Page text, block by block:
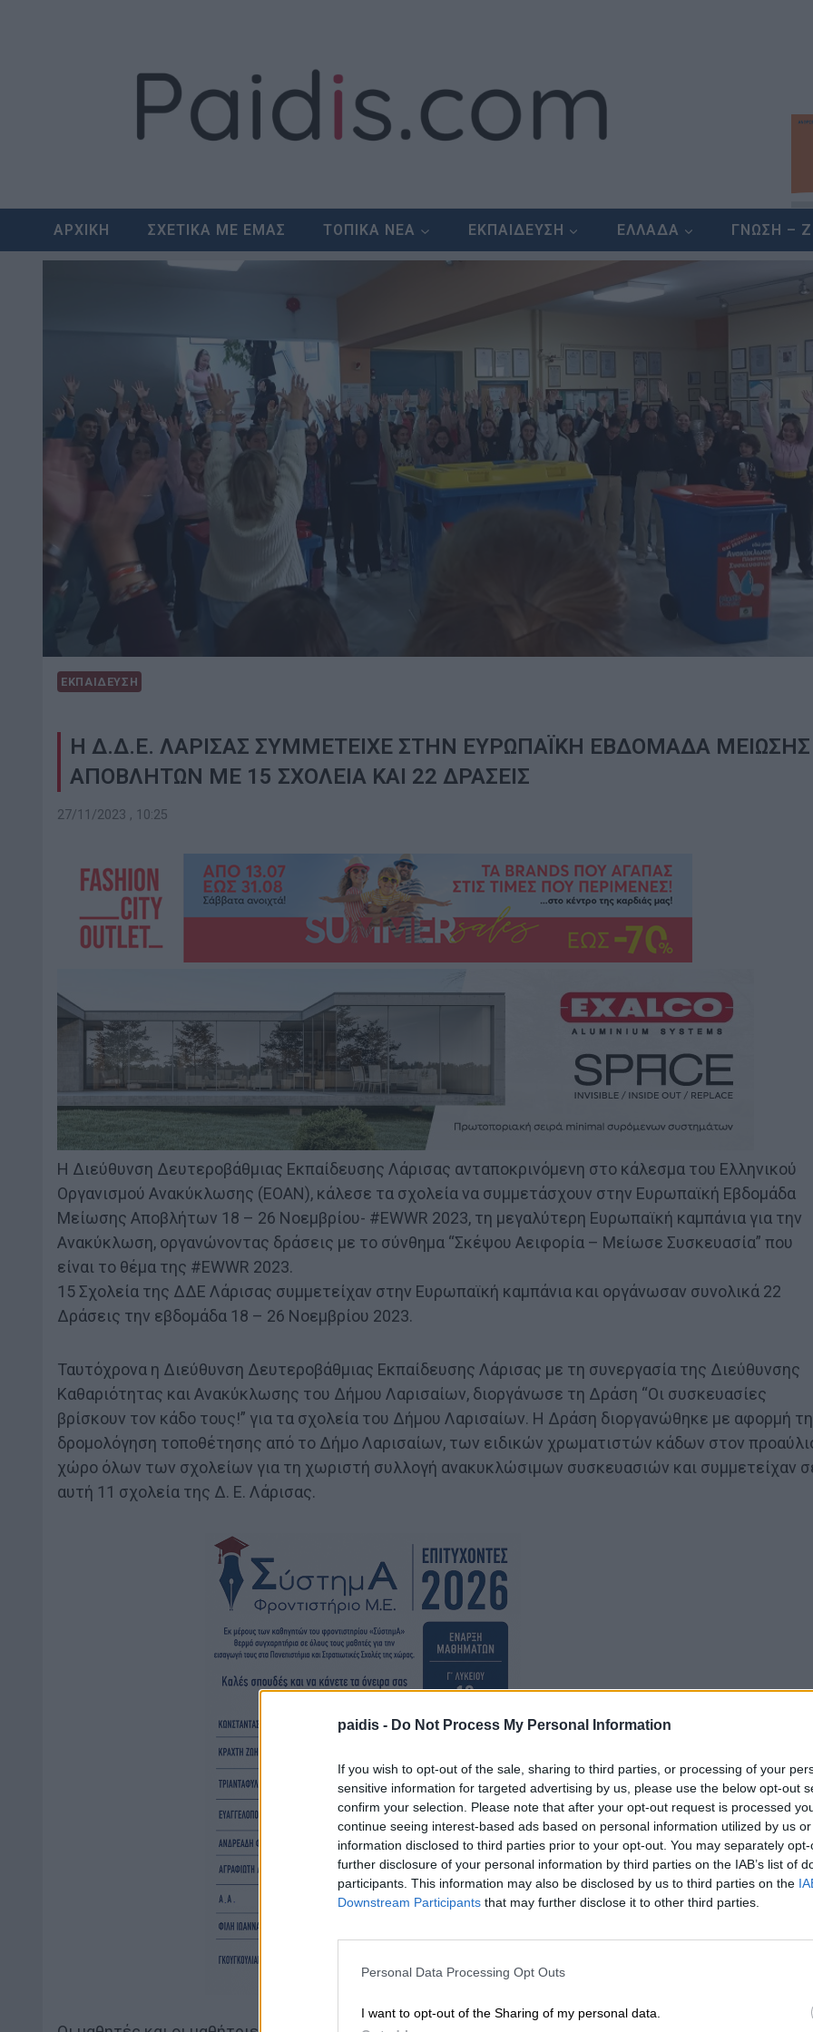
paidis - Do Not Process My Personal Information
If you wish to opt-out of the sale, sharing to third parties, or processing of your
sensitive information for targeted advertising by us, please use the below opt-out
confirm your selection. Please note that after your opt-out request is processed
continue seeing interest-based ads based on personal information utilized by us
information disclosed to third parties prior to your opt-out. You may separately
further disclosure of your personal information by third parties on the IAB’s list of
participants. This information may also be disclosed by us to third parties on the
Downstream Participants that may further disclose it to other third parties.
Personal Data Processing Opt Outs
I want to opt-out of the Sharing of my personal data.
ΑΡΧΙΚΗ ΣΧΕΤΙΚΑ ΜΕ ΕΜΑΣ ΤΟΠΙΚΑ ΝΕΑ ΕΚΠΑΙΔΕΥΣΗ ΕΛΛΑΔΑ ΓΝΩΣΗ –
ΕΚΠΑΙΔΕΥΣΗ
Η Δ.Δ.Ε. ΛΑΡΙΣΑΣ ΣΥΜΜΕΤΕΙΧΕ ΣΤΗΝ ΕΥΡΩΠΑΪΚΗ ΕΒΔΟΜΑΔΑ ΜΕΙΩΣΗΣ
ΑΠΟΒΛΗΤΩΝ ΜΕ 15 ΣΧΟΛΕΙΑ ΚΑΙ 22 ΔΡΑΣΕΙΣ
27/11/2023 , 10:25
Η Διεύθυνση Δευτεροβάθμιας Εκπαίδευσης Λάρισας ανταποκρινόμενη στο κάλεσμα του Ελληνικού
Οργανισμού Ανακύκλωσης (ΕΟΑΝ), κάλεσε τα σχολεία να συμμετάσχουν στην Ευρωπαϊκή Εβδομάδα
Μείωσης Αποβλήτων 18 – 26 Νοεμβρίου- #EWWR 2023, τη μεγαλύτερη Ευρωπαϊκή καμπάνια για την
Ανακύκλωση, οργανώνοντας δράσεις με το σύνθημα “Σκέψου Αειφορία – Μείωσε Συσκευασία” που
είναι το θέμα της #EWWR 2023.
15 Σχολεία της ΔΔΕ Λάρισας συμμετείχαν στην Ευρωπαϊκή καμπάνια και οργάνωσαν συνολικά 22
Δράσεις την εβδομάδα 18 – 26 Νοεμβρίου 2023.
Ταυτόχρονα η Διεύθυνση Δευτεροβάθμιας Εκπαίδευσης Λάρισας με τη συνεργασία της Διεύθυνσης
Καθαριότητας και Ανακύκλωσης του Δήμου Λαρισαίων, διοργάνωσε τη Δράση “Οι συσκευασίες
βρίσκουν τον κάδο τους!” για τα σχολεία του Δήμου Λαρισαίων. Η Δράση διοργανώθηκε με αφορμή
δρομολόγηση τοποθέτησης από το Δήμο Λαρισαίων, των ειδικών χρωματιστών κάδων στον
χώρο όλων των σχολείων για τη χωριστή συλλογή ανακυκλώσιμων συσκευασιών και συμμετείχαν
αυτή 11 σχολεία της Δ. Ε. Λάρισας.